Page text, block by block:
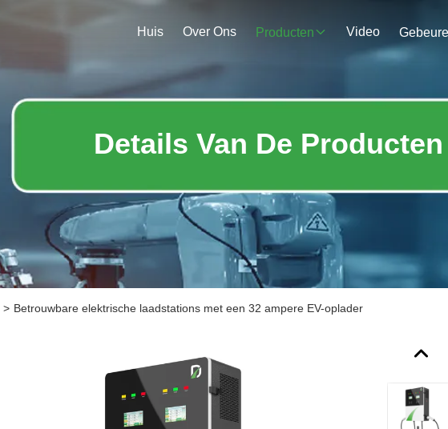
Huis Over Ons Producten Video
Details Van De Producten
> Betrouwbare elektrische laadstations met een 32 ampere EV-oplader